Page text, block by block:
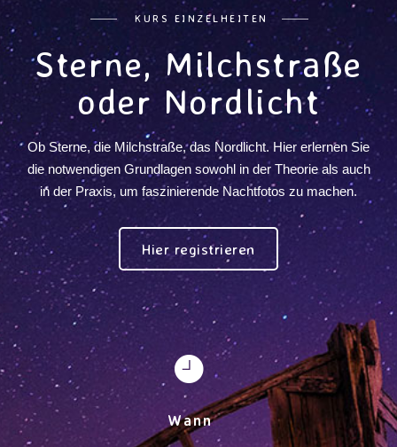
KURS EINZELHEITEN
Sterne, Milchstraße
oder Nordlicht
Ob Sterne, die Milchstraße, das Nordlicht. Hier erlernen Sie
die notwendigen Grundlagen sowohl in der Theorie als auch
in der Praxis, um faszinierende Nachtfotos zu machen.
Hier registrieren
Wann